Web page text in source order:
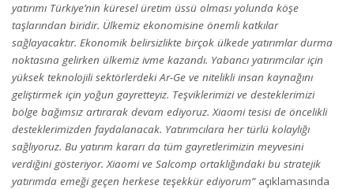
yatırımı Türkiye’nin küresel üretim üssü olması yolunda köşe
taşlarından biridir. Ülkemiz ekonomisine önemli katkılar
sağlayacaktır. Ekonomik belirsizlikte birçok ülkede yatırımlar durma
noktasına gelirken ülkemiz ivme kazandı. Yabancı yatırımcılar için
yüksek teknolojili sektörlerdeki Ar-Ge ve nitelikli insan kaynağını
geliştirmek için yoğun gayretteyiz. Teşviklerimizi ve desteklerimizi
bölge bağımsız artırarak devam ediyoruz. Xiaomi tesisi de öncelikli
desteklerimizden faydalanacak. Yatırımcılara her türlü kolaylığı
sağlıyoruz. Bu yatırım kararı da tüm gayretlerimizin meyvesini
verdiğini gösteriyor. Xiaomi ve Salcomp ortaklığındaki bu stratejik
yatırımda emeği geçen herkese teşekkür ediyorum”açıklamasında